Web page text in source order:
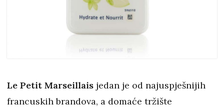
Le Petit Marseillais jedan je od najuspješnijih
francuskih brandova, a domaće tržište